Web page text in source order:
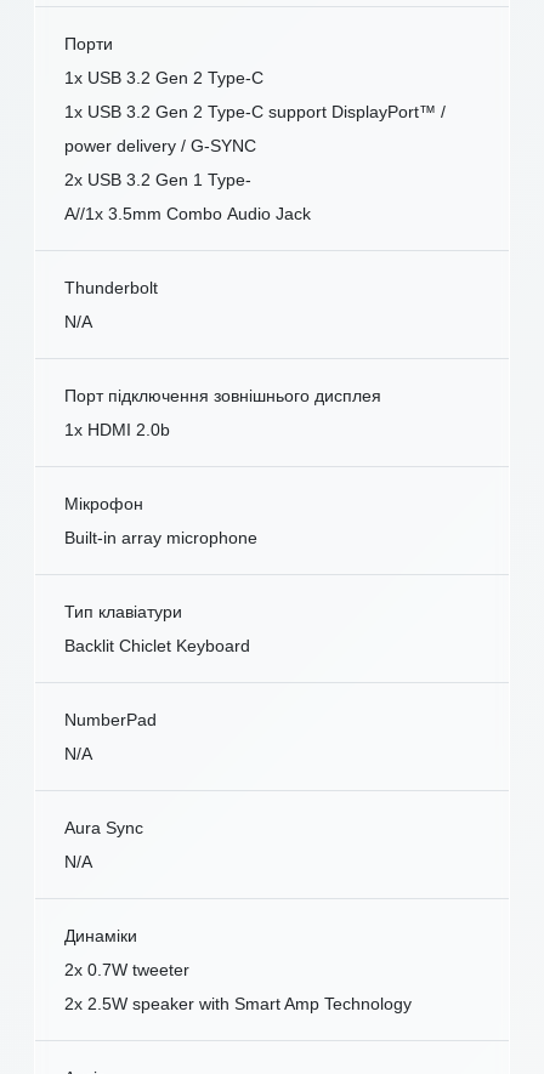
Порти
1x USB 3.2 Gen 2 Type-C
1x USB 3.2 Gen 2 Type-C support DisplayPort™ /
power delivery / G-SYNC
2x USB 3.2 Gen 1 Type-
A//1x 3.5mm Combo Audio Jack
Thunderbolt
N/A
Порт підключення зовнішнього дисплея
1x HDMI 2.0b
Мікрофон
Built-in array microphone
Тип клавіатури
Backlit Chiclet Keyboard
NumberPad
N/A
Aura Sync
N/A
Динаміки
2x 0.7W tweeter
2x 2.5W speaker with Smart Amp Technology